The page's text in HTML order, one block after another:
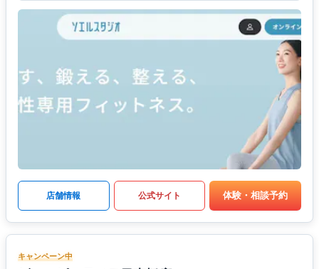
店舗情報 公式サイト 体験・相談予約
キャンペーン中